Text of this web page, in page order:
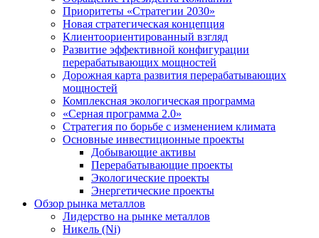
Приоритеты «Стратегии 2030»
Новая стратегическая концепция
Клиентоориентированный взгляд
Развитие эффективной конфигурации
перерабатывающих мощностей
Дорожная карта развития перерабатывающих
мощностей
Комплексная экологическая программа
«Серная программа 2.0»
Стратегия по борьбе с изменением климата
Основные инвестиционные проекты
Добывающие активы
Перерабатывающие проекты
Экологические проекты
Энергетические проекты
Обзор рынка металлов
Лидерство на рынке металлов
Никель (Ni)